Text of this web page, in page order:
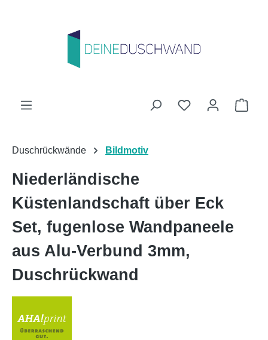
Du hast 0
Duschrückwände Bildmotiv
Niederländische
Küstenlandschaft über Eck
Set, fugenlose Wandpaneele
aus Alu-Verbund 3mm,
Duschrückwand